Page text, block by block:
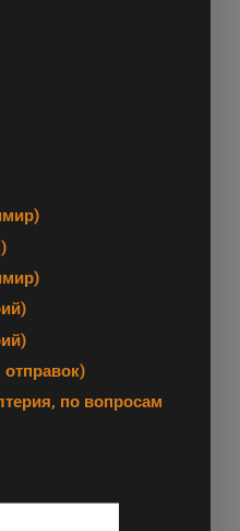
по вопросам